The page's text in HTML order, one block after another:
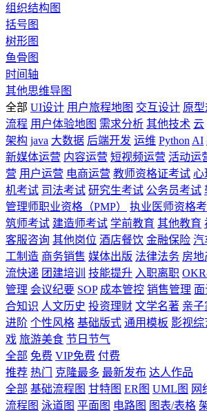
组织结构图
括号图
树形图
鱼骨图
时间轴
其他思维导图
全部 UI设计 用户旅程地图 交互设计 原型
流程 用户体验地图 需求分析 其他技术 云
架构 java 大数据 后端开发 运维 Python AI
新媒体运营 内容运营 短视频运营 活动运
营 用户运营 电商运营 教师资格证考试 心
机考试 司法考试 研究生考试 公务员考试
管理师职业资格（PMP）
执业医师资格
筑师考试 建造师考试 学前教育 其他教育
客服咨询 其他岗位 酒店餐饮 金融保险 汽
工制造 商务销售 媒体出版 法律法务 房地
流快递 团建培训 技能提升 入职离职
管理 会议纪要 SOP 成本管控 销售管理
合知识 人文历史 投资理财 文学名著 亲子
进阶 个性风格 基础版式 通用模板 影视综
戏 旅游美食 节日节气
全部 免费 VIP免费 付费
推荐 热门 克隆最多 最新发布 达人作品
全部 基础流程图 甘特图 ER图 UML图 网
流程图 泳道图 平面图 电路图 图表/表格